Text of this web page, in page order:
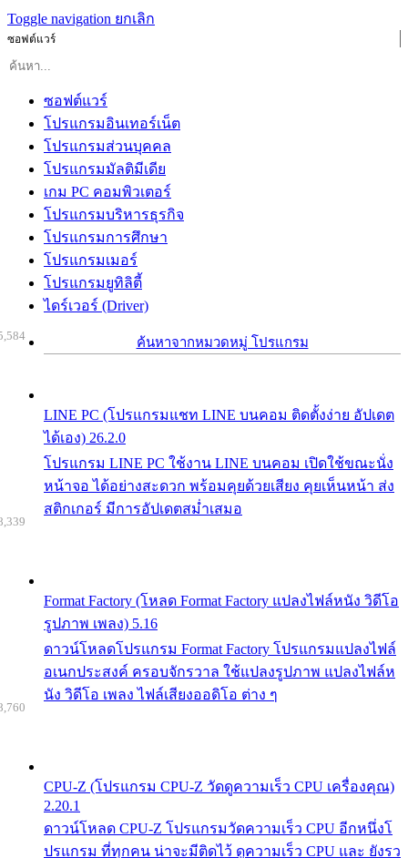
Toggle navigation ยกเลิก
ซอฟต์แวร์
ซอฟต์แวร์
โปรแกรมอินเทอร์เน็ต
โปรแกรมส่วนบุคคล
โปรแกรมมัลติมีเดีย
เกม PC คอมพิวเตอร์
โปรแกรมบริหารธุรกิจ
โปรแกรมการศึกษา
โปรแกรมเมอร์
โปรแกรมยูทิลิตี้
ไดร์เวอร์ (Driver)
ค้นหาจากหมวดหมู่ โปรแกรม
LINE PC (โปรแกรมแชท LINE บนคอม ติดตั้งง่าย อัปเดต
ได้เอง) 26.2.0
โปรแกรม LINE PC ใช้งาน LINE บนคอม เปิดใช้ขณะนั่ง
หน้าจอ ได้อย่างสะดวก พร้อมคุยด้วยเสียง คุยเห็นหน้า ส่ง
สติกเกอร์ มีการอัปเดตสม่ำเสมอ
Format Factory (โหลด Format Factory แปลงไฟล์หนัง วิดีโอ
รูปภาพ เพลง) 5.16
ดาวน์โหลดโปรแกรม Format Factory โปรแกรมแปลงไฟล์
อเนกประสงค์ ครอบจักรวาล ใช้แปลงรูปภาพ แปลงไฟล์ห
นัง วิดีโอ เพลง ไฟล์เสียงออดิโอ ต่าง ๆ
CPU-Z (โปรแกรม CPU-Z วัดดูความเร็ว CPU เครื่องคุณ)
2.20.1
ดาวน์โหลด CPU-Z โปรแกรมวัดความเร็ว CPU อีกหนึ่งโ
ปรแกรม ที่ทุกคน น่าจะมีติดไว้ ดูความเร็ว CPU และ ยังรว